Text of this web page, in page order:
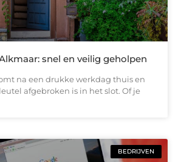
snel en veilig geholpen
na een drukke werkdag thuis en
afgebroken is in het slot. Of je
BEDRIJVEN